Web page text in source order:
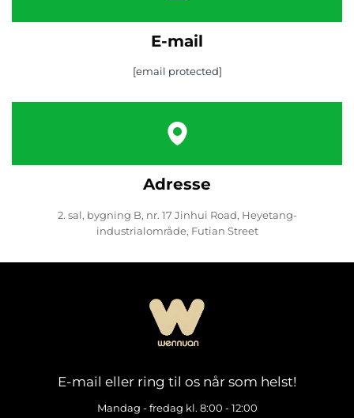
E-mail
[email protected]
Adresse
2. sal, bygning B, nr. 17 Jinhui Road, Heyetang-
industrialområde, Futian Street
E-mail eller ring til os når som helst!
Mandag - fredag kl. 8:00 - 12:00